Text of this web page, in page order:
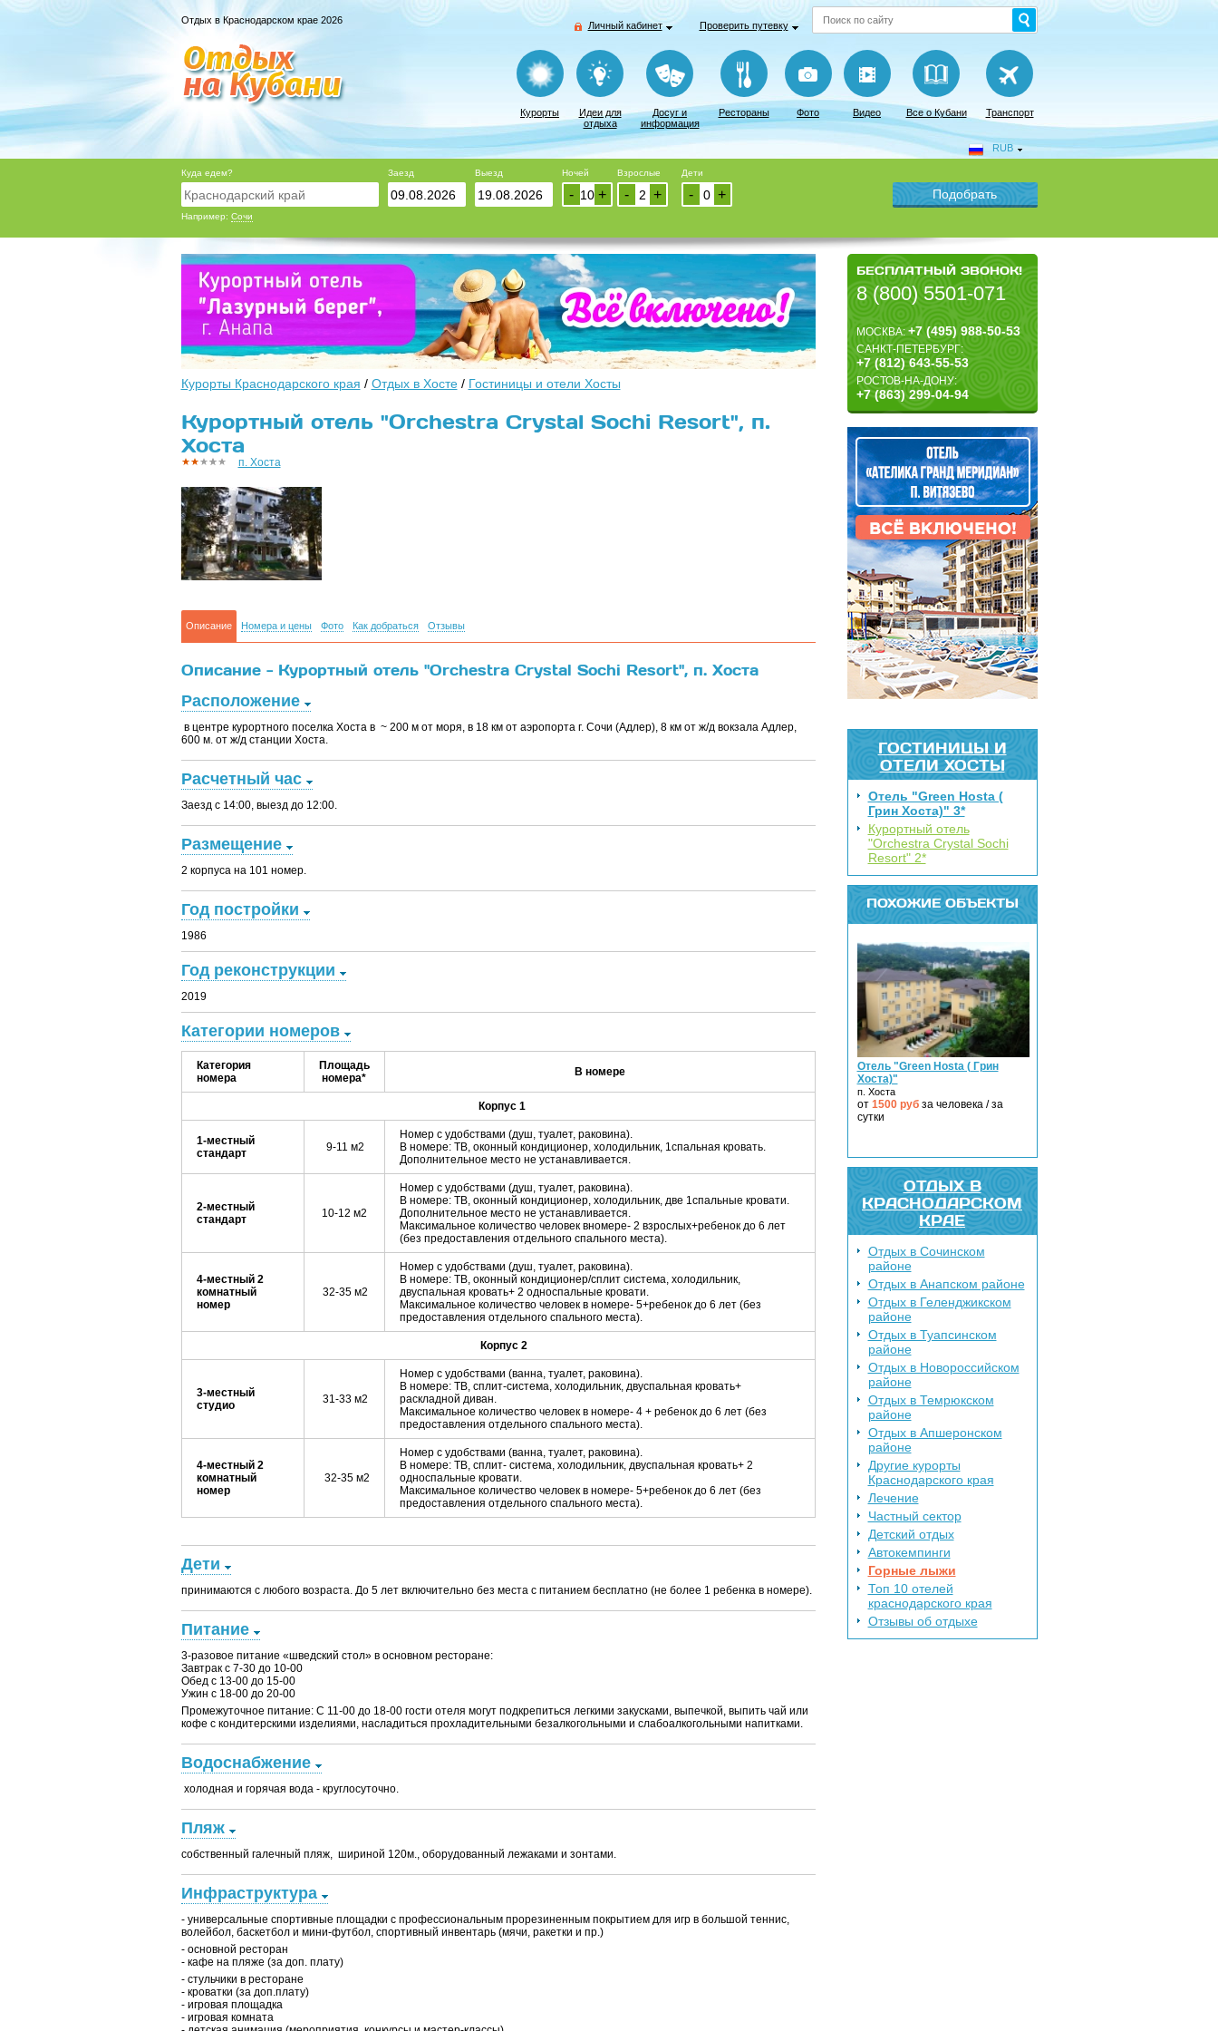
Отдых в Краснодарском крае 2026 Личный кабинет Проверить путевку
Курорты
Идеи для
отдыха
Досуг и
информация
Рестораны Фото Видео Все о Кубани Транспорт
RUB
Куда едем?
Например: Сочи
Заезд Выезд Ночей
+
-
Взрослые
+
-
Дети
+
-
БЕСПЛАТНЫЙ ЗВОНОК!
8 (800) 5501-071
МОСКВА:+7 (495) 988-50-53
САНКТ-ПЕТЕРБУРГ:
+7 (812) 643-55-53
РОСТОВ-НА-ДОНУ:
+7 (863) 299-04-94
ГОСТИНИЦЫ И
ОТЕЛИ ХОСТЫ
Отель "Green Hosta (
Грин Хоста)" 3*
Курортный отель
"Orchestra Crystal Sochi
Resort" 2*
ПОХОЖИЕ ОБЪЕКТЫ
Отель "Green Hosta ( Грин
Хоста)"
п. Хоста
от 1500рубза человека / за
сутки
ОТДЫХ В
КРАСНОДАРСКОМ
КРАЕ
Отдых в Сочинском
районе
Отдых в Анапском районе
Отдых в Геленджикском
районе
Отдых в Туапсинском
районе
Отдых в Новороссийском
районе
Отдых в Темрюкском
районе
Отдых в Апшеронском
районе
Другие курорты
Краснодарского края
Лечение
Частный сектор
Детский отдых
Автокемпинги
Горные лыжи
Топ 10 отелей
краснодарского края
Отзывы об отдыхе
Курорты Краснодарского края / Отдых в Хосте/ Гостиницы и отели Хосты
Курортный отель "Orchestra Crystal Sochi Resort", п.
Хоста
п. Хоста
Описание Номера и цены Фото Как добраться Отзывы
Описание - Курортный отель "Orchestra Crystal Sochi Resort", п. Хоста
Расположение
в центре курортного поселка Хоста в ~ 200 м от моря, в 18 км от аэропорта г. Сочи (Адлер), 8 км от ж/д вокзала Адлер,
600 м. от ж/д станции Хоста.
Расчетный час
Заезд с 14:00, выезд до 12:00.
Размещение
2 корпуса на 101 номер.
Год постройки
1986
Год реконструкции
2019
Категории номеров
Категория
номера
Площадь
номера*
В номере
Корпус 1
1-местный
стандарт
9-11 м2
Номер с удобствами (душ, туалет, раковина).
В номере: ТВ, оконный кондиционер, холодильник, 1спальная кровать.
Дополнительное место не устанавливается.
2-местный
стандарт
10-12 м2
Номер с удобствами (душ, туалет, раковина).
В номере: ТВ, оконный кондиционер, холодильник, две 1спальные кровати.
Дополнительное место не устанавливается.
Максимальное количество человек вномере- 2 взрослых+ребенок до 6 лет
(без предоставления отдельного спального места).
4-местный 2
комнатный
номер
32-35 м2
Номер с удобствами (душ, туалет, раковина).
В номере: ТВ, оконный кондиционер/сплит система, холодильник,
двуспальная кровать+ 2 односпальные кровати.
Максимальное количество человек в номере- 5+ребенок до 6 лет (без
предоставления отдельного спального места).
Корпус 2
3-местный
студио
31-33 м2
Номер с удобствами (ванна, туалет, раковина).
В номере: ТВ, сплит-система, холодильник, двуспальная кровать+
раскладной диван.
Максимальное количество человек в номере- 4 + ребенок до 6 лет (без
предоставления отдельного спального места).
4-местный 2
комнатный
номер
32-35 м2
Номер с удобствами (ванна, туалет, раковина).
В номере: ТВ, сплит- система, холодильник, двуспальная кровать+ 2
односпальные кровати.
Максимальное количество человек в номере- 5+ребенок до 6 лет (без
предоставления отдельного спального места).
Дети
принимаются с любого возраста. До 5 лет включительно без места с питанием бесплатно (не более 1 ребенка в номере).
Питание
3-разовое питание «шведский стол» в основном ресторане:
Завтрак с 7-30 до 10-00
Обед с 13-00 до 15-00
Ужин с 18-00 до 20-00
Промежуточное питание: C 11-00 до 18-00 гости отеля могут подкрепиться легкими закусками, выпечкой, выпить чай или
кофе с кондитерскими изделиями, насладиться прохладительными безалкогольными и слабоалкогольными напитками.
Водоснабжение
холодная и горячая вода - круглосуточно.
Пляж
собственный галечный пляж, шириной 120м., оборудованный лежаками и зонтами.
Инфраструктура
- универсальные спортивные площадки с профессиональным прорезиненным покрытием для игр в большой теннис,
волейбол, баскетбол и мини-футбол, спортивный инвентарь (мячи, ракетки и пр.)
- основной ресторан
- кафе на пляже (за доп. плату)
- стульчики в ресторане
- кроватки (за доп.плату)
- игровая площадка
- игровая комната